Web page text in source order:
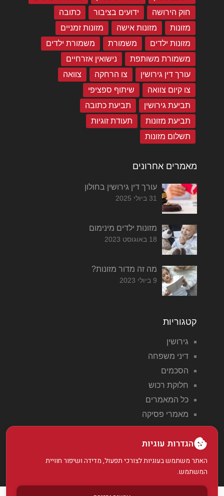
חוק הירושה
ידועים בציבור
כתובה
מזונות
מזונות אישה
מזונות זמניים
מזונות ילדים
משמורת
משמורת ילדים
משמורת משותפת
נישואין אזרחיים
עורך דין גירושין
צו הרחקה
צוואה
צו קיום צוואה
שיתוף ספציפי
תביעת גירושין
תביעת כתובה
תביעת מזונות
תעודת זוגיות
תשלום מזונות
מאמרים אחרונים
עורך דין גירושין בחולון
31 ביולי 2025
מזונות ילדים מינימום
18 באוגוסט 2023
מה זה מדור מזונות?
9 ביולי 2023
קטגוריות
גירושין
דיני משפחה
הסכמים
חלוקת רכוש
כל המאמרים
מאמרי פסיקה
מזונות
משמורת
צוואות וירושות
הגדרות עוגיות
האתר משתמש בעוגיות לצורכי תפעול, מדידה ושיפור חוויית
המשתמש.